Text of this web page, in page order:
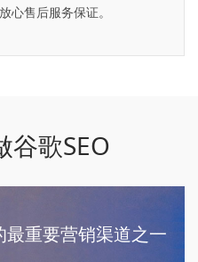
心售后服务保证。
谷歌SEO
最重要营销渠道之一